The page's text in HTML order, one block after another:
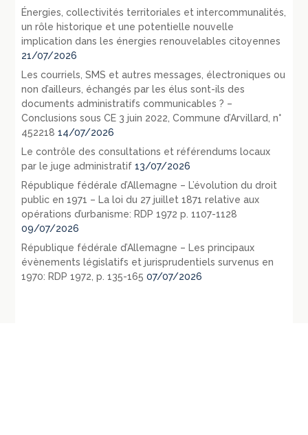
Énergies, collectivités territoriales et intercommunalités,
un rôle historique et une potentielle nouvelle
implication dans les énergies renouvelables citoyennes
21/07/2026
Les courriels, SMS et autres messages, électroniques ou
non d’ailleurs, échangés par les élus sont-ils des
documents administratifs communicables ? –
Conclusions sous CE 3 juin 2022, Commune d’Arvillard, n°
452218 14/07/2026
Le contrôle des consultations et référendums locaux
par le juge administratif 13/07/2026
République fédérale d’Allemagne – L’évolution du droit
public en 1971 – La loi du 27 juillet 1871 relative aux
opérations d’urbanisme: RDP 1972 p. 1107-1128
09/07/2026
République fédérale d’Allemagne – Les principaux
évènements législatifs et jurisprudentiels survenus en
1970: RDP 1972, p. 135-165 07/07/2026